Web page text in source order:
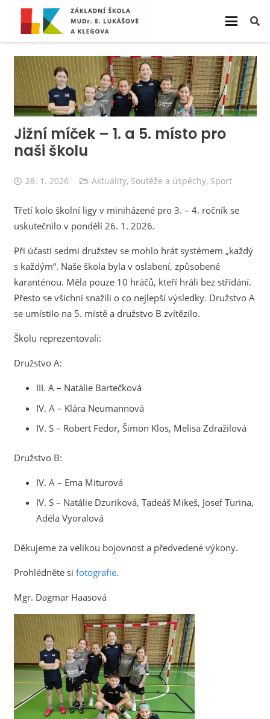
Jižní míček – 1. a 5. místo pro
naši školu
28. 1. 2026 Aktuality, Soutěže a úspěchy, Sport
Třetí kolo školní ligy v miniházené pro 3. – 4. ročník se
uskutečnilo v pondělí 26. 1. 2026.
Při účasti sedmi družstev se mohlo hrát systémem „každý
s každým“. Naše škola byla v oslabení, způsobené
karanténou. Měla pouze 10 hráčů, kteří hráli bez střídání.
Přesto se všichni snažili o co nejlepší výsledky. Družstvo A
se umístilo na 5. místě a družstvo B zvítězilo.
Školu reprezentovali:
Družstvo A:
III. A – Natálie Bartečková
IV. A – Klára Neumannová
IV. S – Robert Fedor, Šimon Klos, Melisa Zdražilová
Družstvo B:
IV. A – Ema Miturová
IV. S – Natálie Dzuriková, Tadeáš Mikeš, Josef Turina,
Adéla Vyoralová
Děkujeme za velikou bojovnost a předvedené výkony.
Prohlédněte si fotografie.
Mgr. Dagmar Haasová